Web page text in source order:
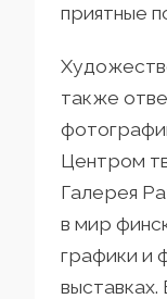
приятные
также
Центром
Галерея
в мир
графики и